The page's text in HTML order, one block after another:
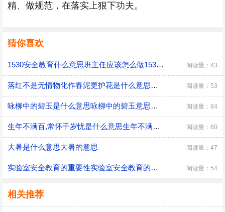
精、做规范，在落实上狠下功夫。
猜你喜欢
1530安全教育什么意思班主任应该怎么做1530安全教育 阅读量：43
落红不是无情物化作春泥更护花是什么意思落红不是无情物化作春泥更护花是什么意思呢 阅读量：53
咏柳中的碧玉是什么意思咏柳中的碧玉意思是什么 阅读量：84
生年不满百,常怀千岁忧是什么意思生年不满百常怀千岁忧的意思 阅读量：60
大暑是什么意思大暑的意思 阅读量：47
实验室安全教育的重要性实验室安全教育的必要性 阅读量：54
相关推荐